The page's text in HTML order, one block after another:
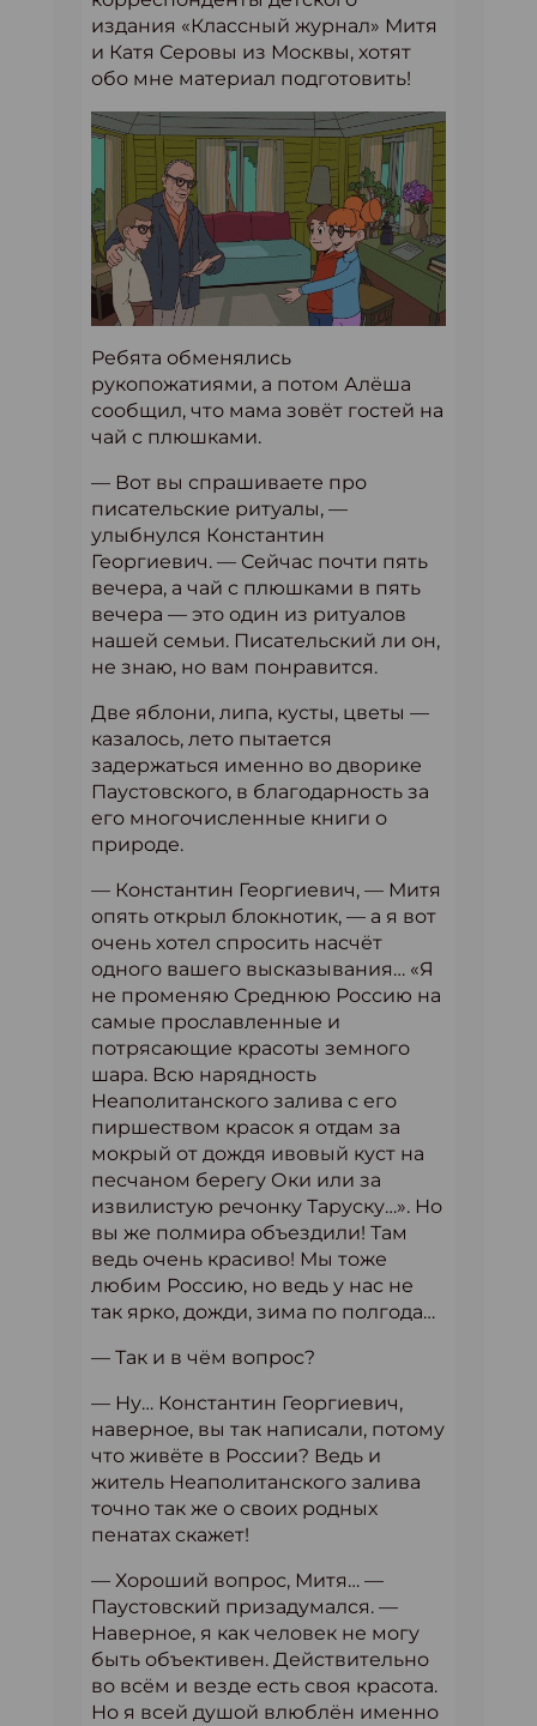
издания «Классный журнал» Митя
и Катя Серовы из Москвы, хотят
обо мне материал подготовить!
Ребята обменялись
рукопожатиями, а потом Алёша
сообщил, что мама зовёт гостей на
чай с плюшками.
— Вот вы спрашиваете про
писательские ритуалы, —
улыбнулся Константин
Георгиевич. — Сейчас почти пять
вечера, а чай с плюшками в пять
вечера — это один из ритуалов
нашей семьи. Писательский ли он,
не знаю, но вам понравится.
Две яблони, липа, кусты, цветы —
казалось, лето пытается
задержаться именно во дворике
Паустовского, в благодарность за
его многочисленные книги о
природе.
— Константин Георгиевич, — Митя
опять открыл блокнотик, — а я вот
очень хотел спросить насчёт
одного вашего высказывания… «Я
не променяю Среднюю Россию на
самые прославленные и
потрясающие красоты земного
шара. Всю нарядность
Неаполитанского залива с его
пиршеством красок я отдам за
мокрый от дождя ивовый куст на
песчаном берегу Оки или за
извилистую речонку Таруску…». Но
вы же полмира объездили! Там
ведь очень красиво! Мы тоже
любим Россию, но ведь у нас не
так ярко, дожди, зима по полгода…
— Так и в чём вопрос?
— Ну… Константин Георгиевич,
наверное, вы так написали, потому
что живёте в России? Ведь и
житель Неаполитанского залива
точно так же о своих родных
пенатах скажет!
— Хороший вопрос, Митя… —
Паустовский призадумался. —
Наверное, я как человек не могу
быть объективен. Действительно
во всём и везде есть своя красота.
Но я всей душой влюблён именно